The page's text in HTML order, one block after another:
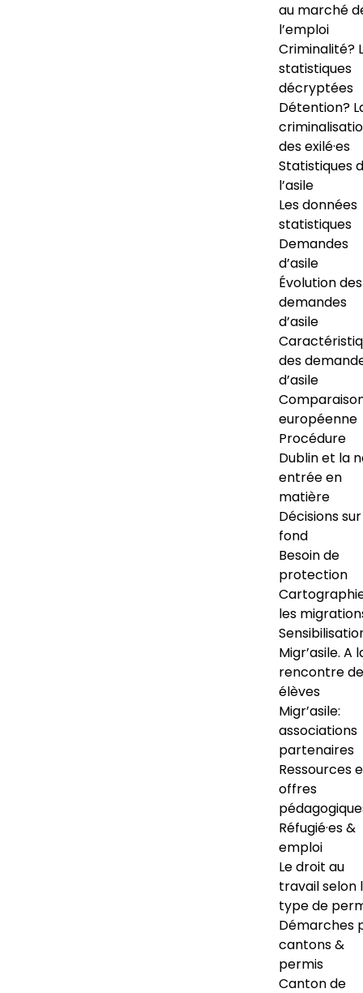
au marché
l’emploi
Criminalité?
statistiques
décryptées
Détention?
des exilé·es
Statistiques
l’asile
Les données
statistiques
Demandes
d’asile
Évolution des
demandes
d’asile
des
d’asile
européenne
Procédure
Dublin et la
entrée en
matière
Décisions
fond
Besoin de
protection
les
Migr’asile. A
rencontre
élèves
Migr’asile:
associations
partenaires
Ressources
offres
Réfugié·es &
emploi
Le droit au
travail selon
type de
Démarches
cantons &
permis
Canton de